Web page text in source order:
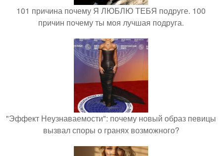
101 причина почему Я ЛЮБЛЮ ТЕБЯ подруге. 100
причин почему ты моя лучшая подруга.
"Эффект Неузнаваемости": почему новый образ певицы
вызвал споры о гранях возможного?